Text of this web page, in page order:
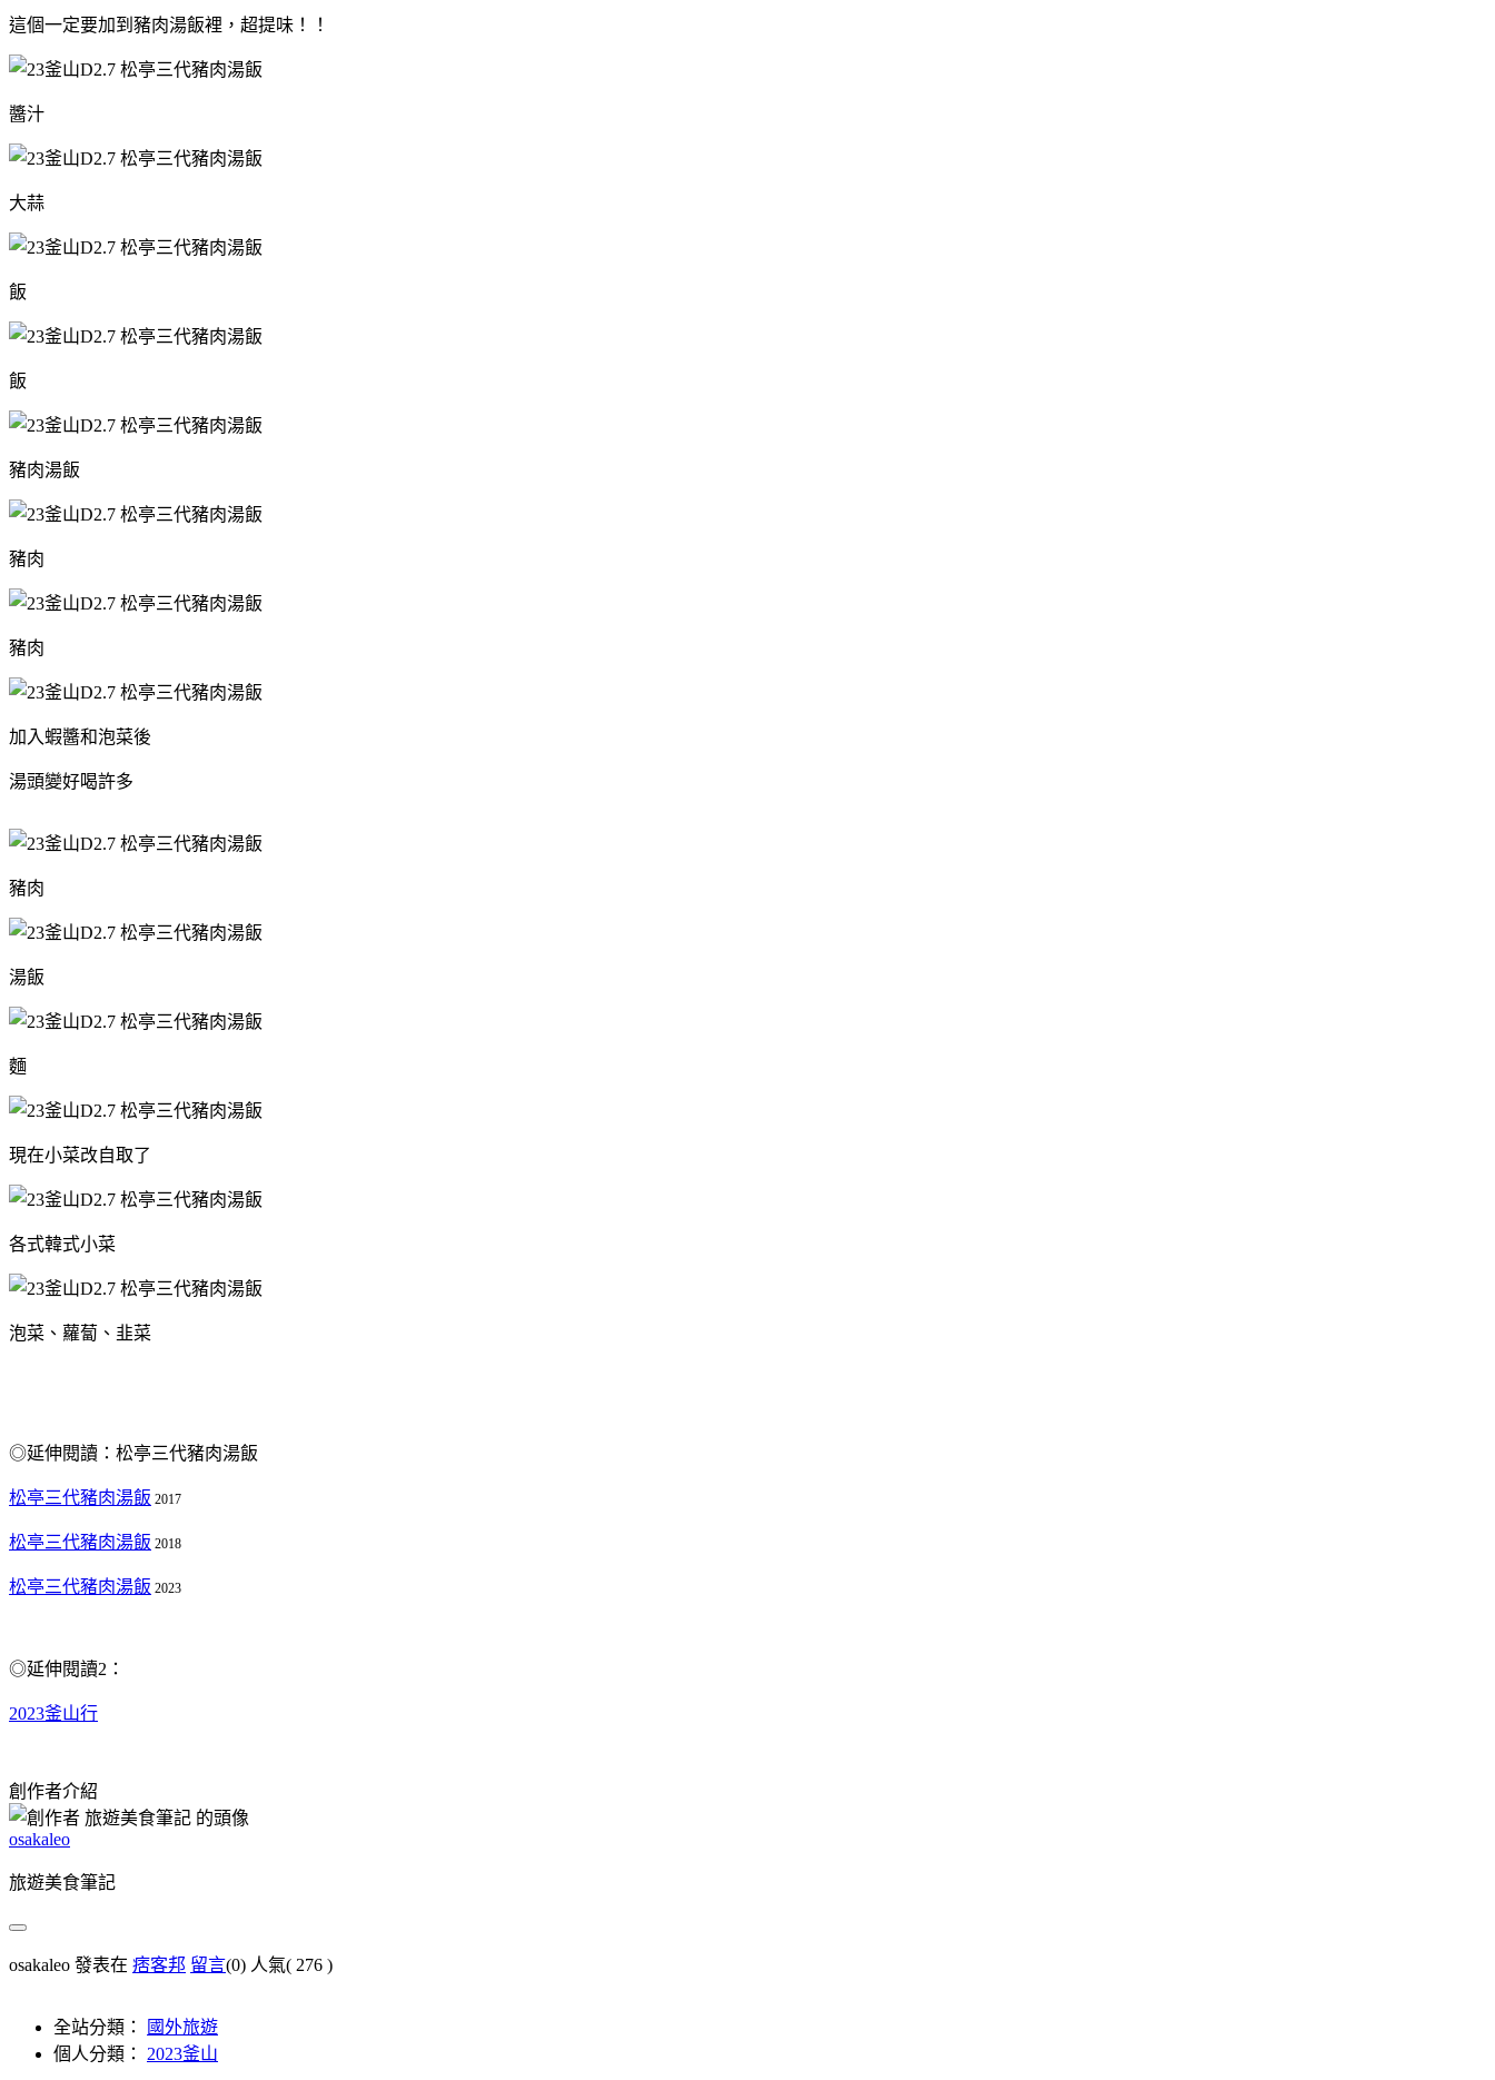
這個一定要加到豬肉湯飯裡，超提味！！
醬汁
大蒜
飯
飯
豬肉湯飯
豬肉
豬肉
加入蝦醬和泡菜後
湯頭變好喝許多
豬肉
湯飯
麵
現在小菜改自取了
各式韓式小菜
泡菜、蘿蔔、韭菜
◎延伸閱讀：松亭三代豬肉湯飯
松亭三代豬肉湯飯 2017
松亭三代豬肉湯飯 2018
松亭三代豬肉湯飯 2023
◎延伸閱讀2：
2023釜山行
創作者介紹
osakaleo
旅遊美食筆記
osakaleo 發表在 痞客邦 留言(0) 人氣( 276 )
全站分類：
國外旅遊
個人分類： 2023釜山